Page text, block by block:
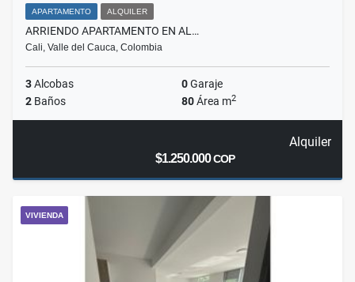
APARTAMENTO ALQUILER
ARRIENDO APARTAMENTO EN AL…
Cali, Valle del Cauca, Colombia
3Alcobas 0Garaje
2 Baños 80Área m2
Alquiler
$1.250.000COP
VIVIENDA